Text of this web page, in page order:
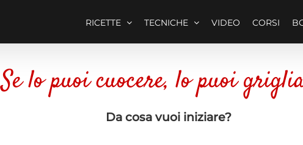
RICETTE TECNICHE VIDEO CORSI
Se lo puoi cuocere, lo puoi
Da cosa vuoi iniziare?